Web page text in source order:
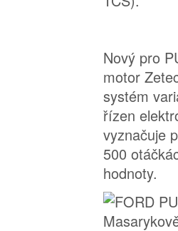
Nový pro
motor
systém
řízen
vyznačuje
500
hodnoty.